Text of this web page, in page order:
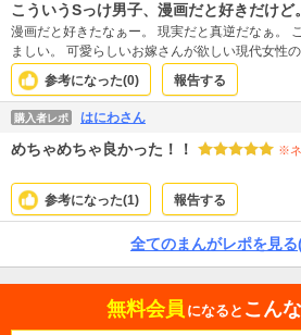
こういうSっけ男子、漫画だと好きだけど
漫画だと好きたなぁー。 現実だと真逆だなぁ。
ましい。 可愛らしいお嫁さんが欲しい現代女性の
参考になった(0) 報告する
購入者レポ はにわさん
めちゃめちゃ良かった！！ ※ネ
参考になった(1) 報告する
全てのまんがレポを見る
無料会員 になると こん